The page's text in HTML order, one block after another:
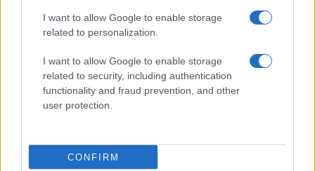
I want to allow Google to enable storage
related to personalization.
I want to allow Google to enable storage
related to security, including authentication
functionality and fraud prevention, and other
user protection.
CONFIRM
ΔΙΕΘΝΗ
06/08/26 - 22:03
Fars: Το Ιρανικό κοινοβούλιο εξετάζει την απαγόρευση
διέλευσης αμερικανικών και ισραηλινών πλοίων από το
Ορμούζ
ΕΛΛΑΔΑ
06/08/26 - 21:31